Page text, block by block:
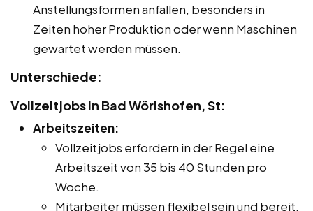
Anstellungsformen anfallen, besonders in
Zeiten hoher Produktion oder wenn Maschinen
gewartet werden müssen.
Unterschiede:
Vollzeitjobs in Bad Wörishofen, St:
Arbeitszeiten:
Vollzeitjobs erfordern in der Regel eine
Arbeitszeit von 35 bis 40 Stunden pro
Woche.
Mitarbeiter müssen flexibel sein und bereit,